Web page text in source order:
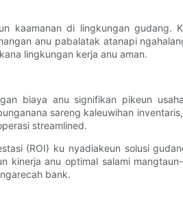
kaamanan di lingkungan
anu pabalatak atanapi
lingkungan kerja anu aman.
biaya anu signifikan pikeun
sareng kaleuwihan
streamlined.
(ROI) ku nyadiakeun solusi
anu optimal salami
bank.